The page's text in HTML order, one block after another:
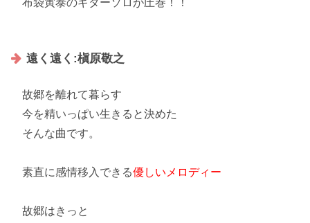
遠く遠く:槇原敬之
故郷を離れて暮らす
今を精いっぱい生きる と決めた
そんな曲です。
素直に感情移入できる優しいメロディー
故郷はきっと